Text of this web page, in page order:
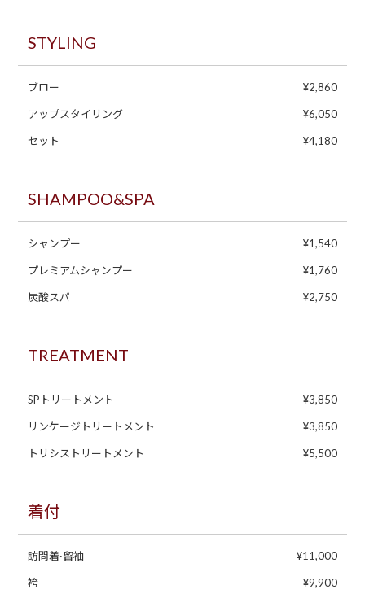
STYLING
ブロー ¥2,860
アップスタイリング ¥6,050
セット ¥4,180
SHAMPOO&SPA
シャンプー ¥1,540
プレミアムシャンプー ¥1,760
炭酸スパ ¥2,750
TREATMENT
SPトリートメント ¥3,850
リンケージトリートメント ¥3,850
トリシストリートメント ¥5,500
着付
訪問着·留袖 ¥11,000
袴 ¥9,900